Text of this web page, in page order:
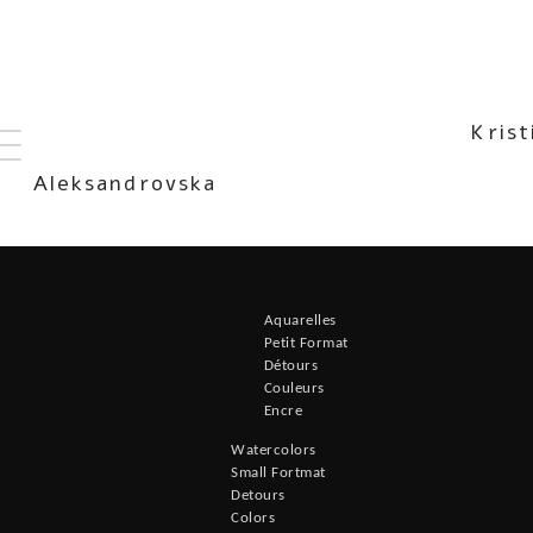
Aleksandrovska
Aquarelles
Petit Format
Détours
Couleurs
Encre
Watercolors
Small Fortmat
Detours
Colors